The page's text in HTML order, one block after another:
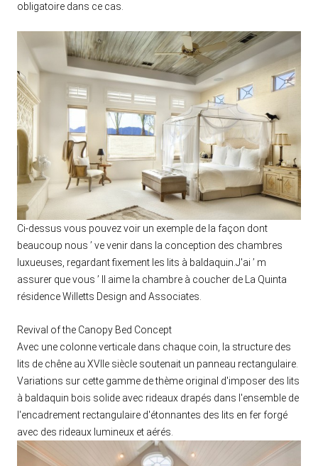
obligatoire dans ce cas.
Ci-dessus vous pouvez voir un exemple de la façon dont
beaucoup nous ’ ve venir dans la conception des chambres
luxueuses, regardant fixement les lits à baldaquin.J'ai ’ m
assurer que vous ’ ll aime la chambre à coucher de La Quinta
résidence Willetts Design and Associates.
Revival of the Canopy Bed Concept
Avec une colonne verticale dans chaque coin, la structure des
lits de chêne au XVIIe siècle soutenait un panneau rectangulaire.
Variations sur cette gamme de thème original d'imposer des lits
à baldaquin bois solide avec rideaux drapés dans l'ensemble de
l'encadrement rectangulaire d'étonnantes des lits en fer forgé
avec des rideaux lumineux et aérés.